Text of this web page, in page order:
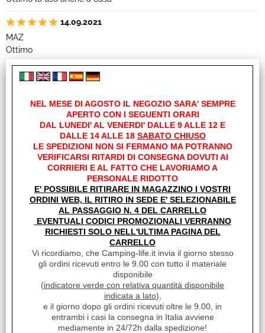
14.09.2021
MAZ
Ottimo
27.11.2018
Ottimo prodotto, prezzo eccellente.
03.10.2018
Ottimo prodotto efficace e profumato
04.05.2018
Sgrassa e facilita il risciacquo.
15.06.2017
Come da descrizione
26.01.2016
NEL MESE DI AGOSTO IL NEGOZIO SARA' SEMPRE
APERTO CON I SEGUENTI ORARI
DAL LUNEDI' AL VENERDI' DALLE 9 ALLE 12 E
DALLE 14 ALLE 18 SABATO CHIUSO
LE SPEDIZIONI NON SI FERMANO MA POTRANNO
VERIFICARSI RITARDI DI CONSEGNA DOVUTI AI
CORRIERI E AL FATTO CHE LAVORIAMO A
PERSONALE RIDOTTO
E' POSSIBILE RITIRARE IN MAGAZZINO I VOSTRI
ORDINI WEB, IL RITIRO IN SEDE E' SELEZIONABILE
AL PASSAGGIO N. 4 DEL CARRELLO
EVENTUALI CODICI PROMOZIONALI VERRANNO
RICHIESTI SOLO NELL'ULTIMA PAGINA DEL
CARRELLO
Vi ricordiamo, che Camping-life.it invia il giorno stesso
gli ordini ricevuti entro le 9.00 con tutto il materiale
disponibile
(indicatore verde con relativa quantità disponibile
indicata a lato),
e il giorno dopo gli ordini ricevuti oltre le 9.00, in
entrambi i casi la consegna in Italia avviene
mediamente in 24/72h dalla spedizione!